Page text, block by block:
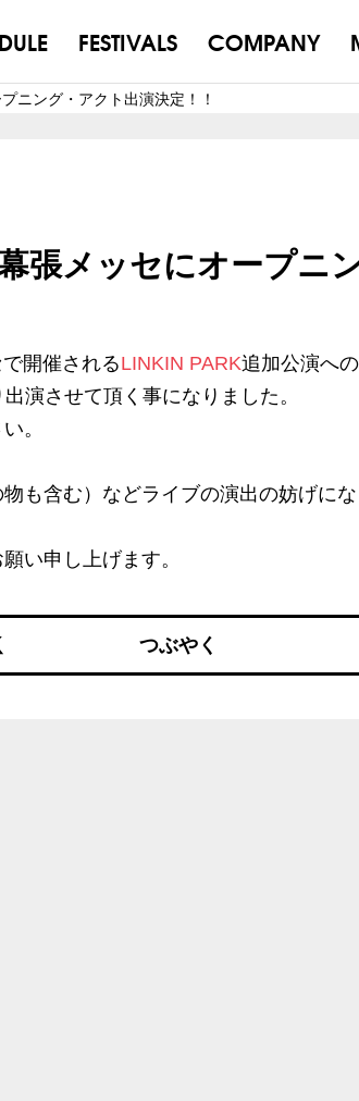
FESTIVALS COMPANY
ニング・アクト出演決定！！
張メッセにオープニ
開催されるLINKIN PARK追加公演へ
演させて頂く事になりました。
。
も含む）などライブの演出の妨げに
い申し上げます。
つぶやく